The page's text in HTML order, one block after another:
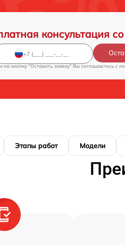
консультация
на кнопку "Оставить заявку" Вы соглашаетесь c
Этапы работ Модели